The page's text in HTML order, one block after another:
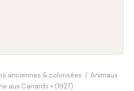
anciennes & colorisées / Animaux
aux Canards » (1927)